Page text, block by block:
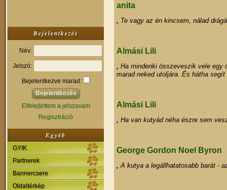
Bejelentkezés
Név:
Jelszó:
Bejelentkezve marad:
Elfelejtettem a jelszavam
Regisztráció
Egyéb
GYIK
Partnerek
Bannercsere
Oldaltérkép
anita
„ Te vagy az én kincsem, nálad
Almási Lili
„ Ha mindenki összeveszik vele
marad neked utoljára. És hátha
Almási Lili
„ Ha van kutyád néha észre sem
George Gordon Noel Byron
„ A kutya a legállhatatosabb barát -